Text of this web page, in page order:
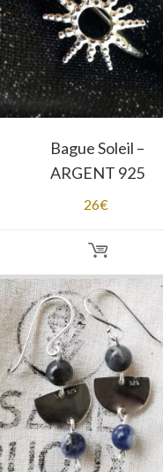
Bague Soleil –
ARGENT 925
26€